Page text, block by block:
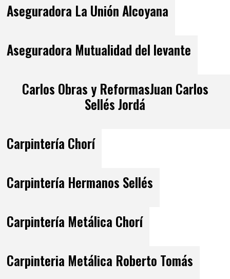
Aseguradora La Unión Alcoyana
Aseguradora Mutualidad del levante
Carlos Obras y ReformasJuan Carlos
Sellés Jordá
Carpintería Chorí
Carpintería Hermanos Sellés
Carpintería Metálica Chorí
Carpinteria Metálica Roberto Tomás